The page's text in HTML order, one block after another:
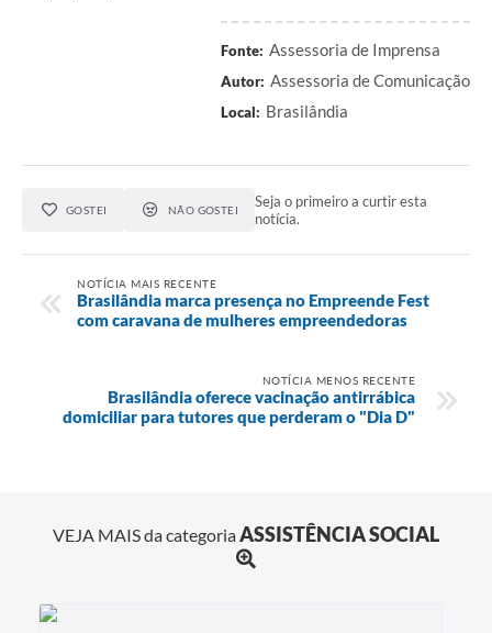
Fonte: Assessoria de Imprensa
Autor: Assessoria de Comunicação
Local: Brasilândia
GOSTEI NÃO GOSTEI
Seja o primeiro a curtir esta
notícia.
NOTÍCIA MAIS RECENTE
Brasilândia marca presença no Empreende Fest
com caravana de mulheres empreendedoras
NOTÍCIA MENOS RECENTE
Brasilândia oferece vacinação antirrábica
domiciliar para tutores que perderam o "Dia D"
VEJA MAIS da categoriaASSISTÊNCIA SOCIAL